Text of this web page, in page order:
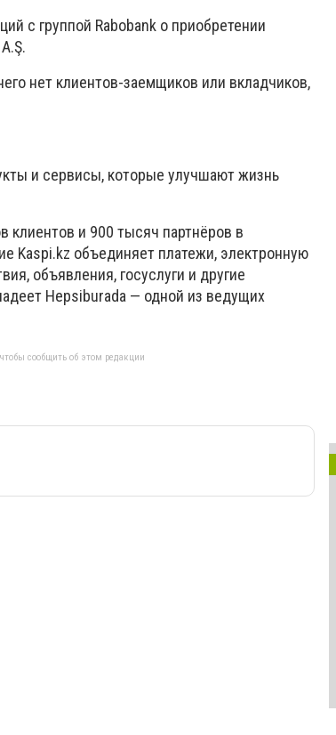
с группой Rabobank о приобретении
нет клиентов-заемщиков или вкладчиков,
и сервисы, которые улучшают жизнь
клиентов и 900 тысяч партнёров в
Kaspi.kz объединяет платежи, электронную
объявления, госуслуги и другие
Hepsiburada — одной из ведущих
сообщить об этом редакции